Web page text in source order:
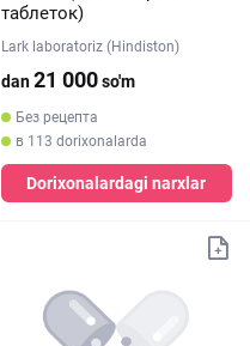
таблеток)
Lark laboratoriz (Hindiston)
dan21 000so'm
Без рецепта
в 113 dorixonalarda
Dorixonalardagi narxlar